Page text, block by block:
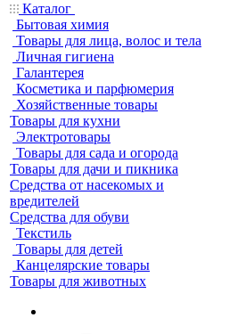
Каталог
Бытовая химия
Товары для лица, волос и тела
Личная гигиена
Галантерея
Косметика и парфюмерия
Хозяйственные товары
Товары для кухни
Электротовары
Товары для сада и огорода
Товары для дачи и пикника
Средства от насекомых и
вредителей
Средства для обуви
Текстиль
Товары для детей
Канцелярские товары
Товары для животных